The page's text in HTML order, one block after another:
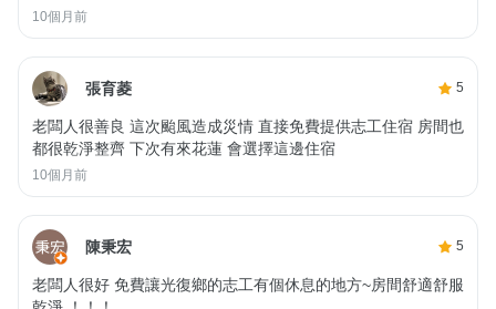
10個月前
張育菱 5
老闆人很善良 這次颱風造成災情 直接免費提供志工住宿 房間也
都很乾淨整齊 下次有來花蓮 會選擇這邊住宿
10個月前
陳秉宏 5
老闆人很好 免費讓光復鄉的志工有個休息的地方~房間舒適舒服